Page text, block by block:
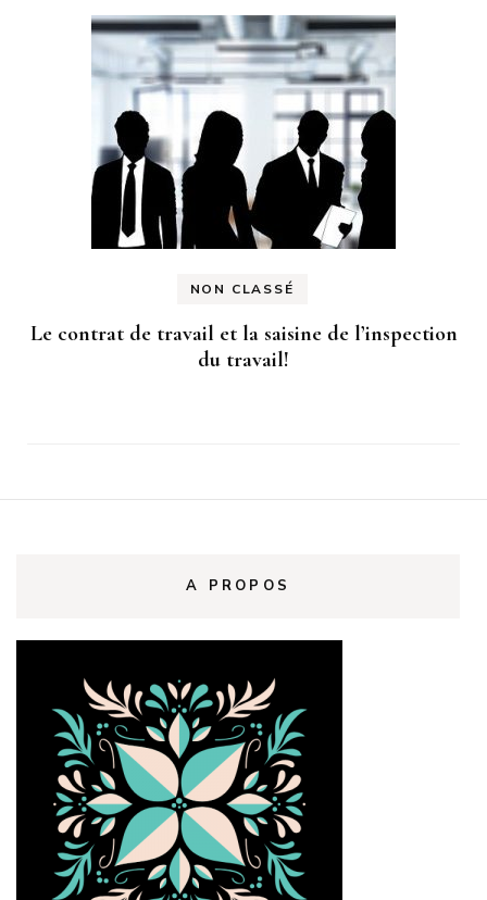
NON CLASSÉ
Le contrat de travail et la saisine de l’inspection
du travail!
A PROPOS